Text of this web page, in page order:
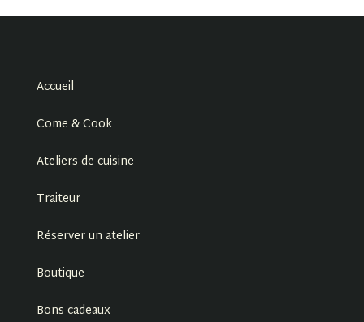
Accueil
Come & Cook
Ateliers de cuisine
Traiteur
Réserver un atelier
Boutique
Bons cadeaux